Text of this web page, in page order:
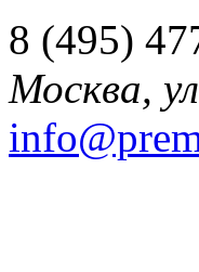
8 (495)
Москва,